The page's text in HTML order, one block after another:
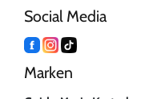
Social Media
Marken